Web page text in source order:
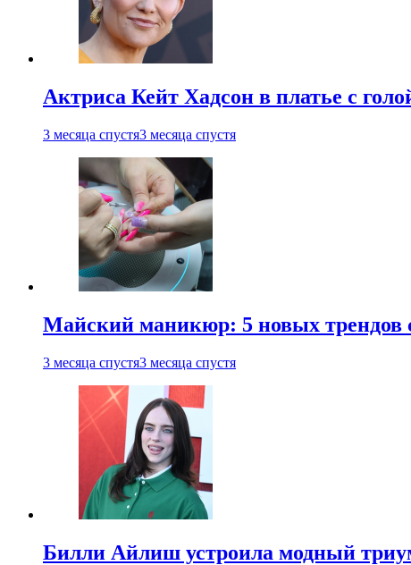
Актриса Кейт Хадсон в платье с
3 месяца спустя3 месяца спустя
Майский маникюр: 5 новых трендов
3 месяца спустя3 месяца спустя
Билли Айлиш устроила модный